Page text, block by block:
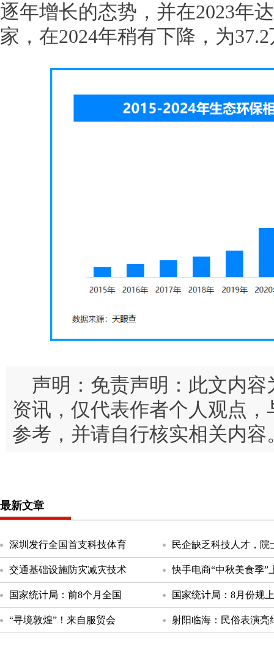
逐年增长的态势，并在2023年
家，在2024年稍有下降，为
声明：免责声明：此文内
资讯，仅代表作者个人观点
参考，并请自行核实相关内容
最新文章
深圳发行全国首支科技体育 民企缺乏科技人才，院
交通基础设施防灾减灾技术 快手电商“中秋美食季”
国家统计局：前8个月全国 国家统计局：8月份规
“寻境敦煌”！来自服贸会 射阳临海：民俗表演亮